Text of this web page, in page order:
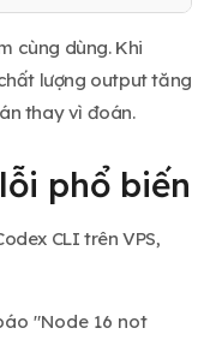
cùng dùng. Khi
lượng output tăng
thay vì đoán.
phổ biến
CLI trên VPS,
"Node 16 not